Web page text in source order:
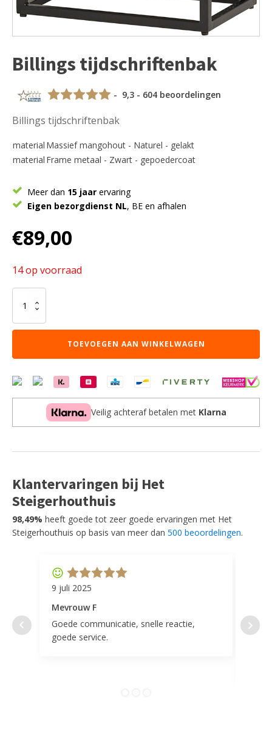
Billings tijdschriftenbak
- 9,3 - 604 beoordelingen
Billings tijdschriftenbak
material Massief mangohout - Naturel - gelakt
material Frame metaal - Zwart - gepoedercoat
Meer dan 15 jaar ervaring
Eigen bezorgdienst NL, BE en afhalen
€89,00
14 op voorraad
tijdschriftenbak
aantal
TOEVOEGEN AAN WINKELWAGEN
Veilig achteraf betalen met Klarna
Klantervaringen bij Het
Steigerhouthuis
98,49% heeft goede tot zeer goede ervaringen met Het
Steigerhouthuis op basis van meer dan 500 beoordelingen.
9 juli 2025
Mevrouw F
Goede communicatie, snelle reactie,
goede service.
door